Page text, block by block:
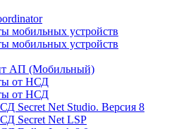
мобильных устройств
мобильных устройств
АП (Мобильный)
от НСД
от НСД
Secret Net Studio. Версия 8
Secret Net LSP